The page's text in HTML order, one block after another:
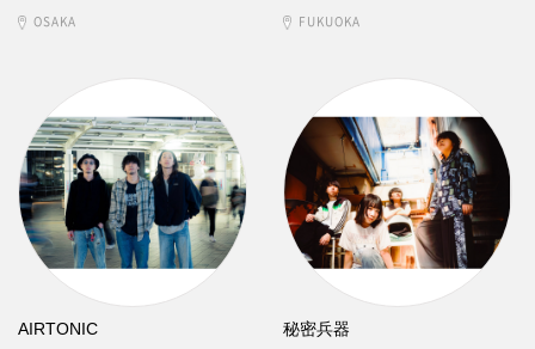
OSAKA FUKUOKA
AIRTONIC 秘密兵器